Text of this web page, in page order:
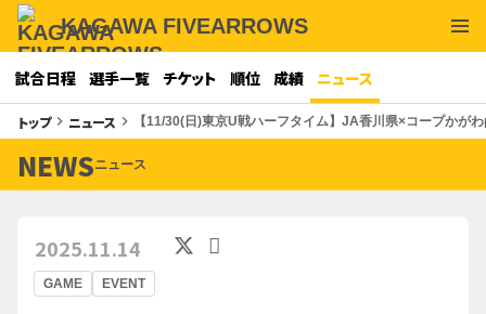
KAGAWA FIVEARROWS
試合日程 選手一覧 チケット 順位 成績 ニュース
トップkeyboard_arrow_right ニュース keyboard_arrow_right 【11/30(日)東京U戦ハーフタイム】JA香川県×コープかが
NEWSニュース
GAME EVENT
2025.11.14